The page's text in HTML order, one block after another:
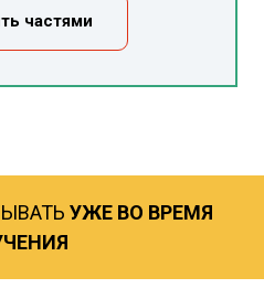
частями
УЖЕ ВО ВРЕМЯ